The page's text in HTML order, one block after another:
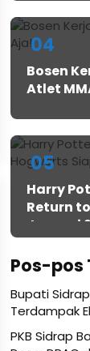
04
Bosen
Atlet
05
Harry
Return
Januari
Pos-pos
Bupati
Terdampak
PKB Sidrap